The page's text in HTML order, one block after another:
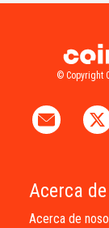
© Copyright
Acerca de
Acerca de